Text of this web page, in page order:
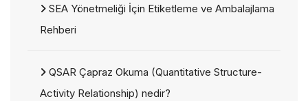
SEA Yönetmeliği İçin Etiketleme ve Ambalajlama
Rehberi
QSAR Çapraz Okuma (Quantitative Structure-
Activity Relationship) nedir?